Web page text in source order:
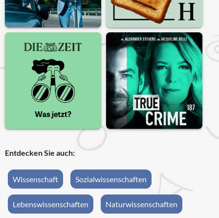
Entdecken Sie auch:
Wissenschaft Sozialwissenschaften
Lebenswissenschaften Naturwissenschaften